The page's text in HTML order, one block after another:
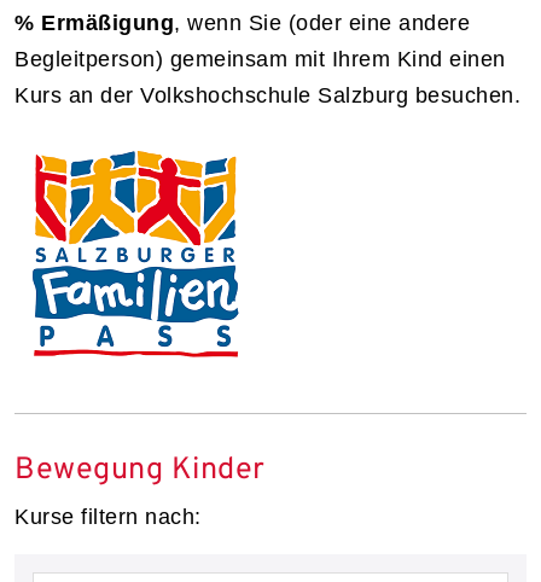
% Ermäßigung, wenn Sie (oder eine andere
Begleitperson) gemeinsam mit Ihrem Kind einen
Kurs an der Volkshochschule Salzburg besuchen.
Bewegung Kinder
Kurse filtern nach: